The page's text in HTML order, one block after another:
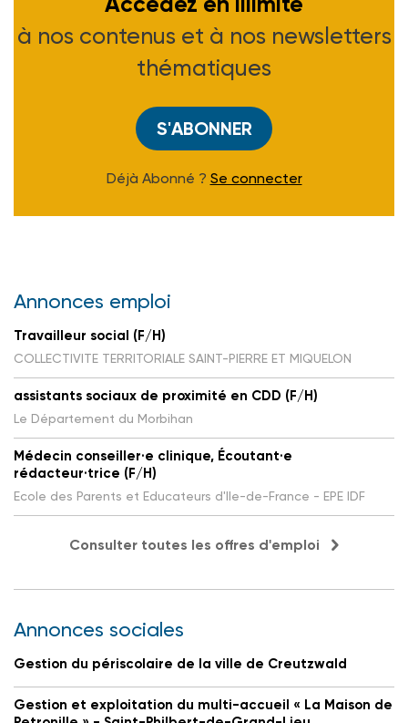
à nos contenus et à nos newsletters
thématiques
S'ABONNER
Déjà Abonné ? Se connecter
Annonces emploi
Travailleur social (F/H)
COLLECTIVITE TERRITORIALE SAINT-PIERRE ET MIQUELON
assistants sociaux de proximité en CDD (F/H)
Le Département du Morbihan
Médecin conseiller·e clinique, Écoutant·e
rédacteur·trice (F/H)
Ecole des Parents et Educateurs d'Ile-de-France - EPE IDF
Consulter toutes les offres d'emploi
Annonces sociales
Gestion du périscolaire de la ville de Creutzwald
Gestion et exploitation du multi-accueil « La Maison de